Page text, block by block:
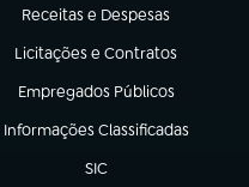
Receitas e Despesas
(abre em nova aba)
Licitações e Contratos
(abre em nova aba)
Empregados Públicos
(abre em nova aba)
Informações Classificadas
(abre em nova aba)
SIC
(abre em nova aba)